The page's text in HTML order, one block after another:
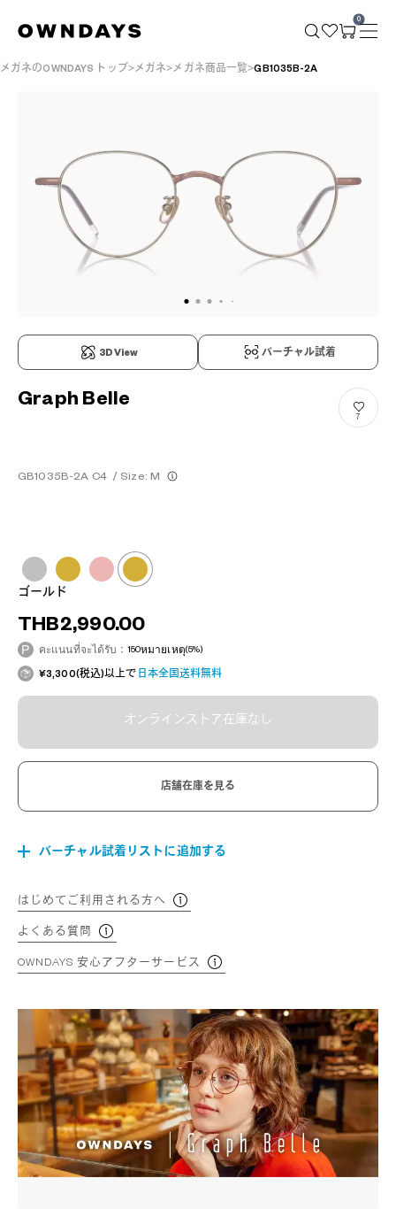
0
メガネのOWNDAYS トップ メガネ メガネ商品一覧 GB1035B-2A
3D View バーチャル試着
Graph Belle
GB1035B-2A C4 / Size: M
7
ゴールド
THB2,990.00
คะแนนที่จะได้รับ：150หมายเหตุ(5%)
¥3,300(税込)以上で 日本全国送料無料
オンラインストア在庫なし
店舗在庫を見る
バーチャル試着リストに追加する
はじめてご利用される方へ
よくある質問
OWNDAYS 安心アフターサービス